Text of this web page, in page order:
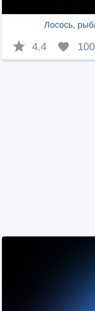
Лосось,
4.4 100